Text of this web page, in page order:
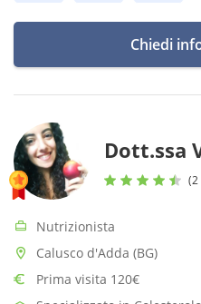
Chiedi
Dott.ssa
(2
Nutrizionista
Calusco d'Adda (BG)
Prima visita 120€